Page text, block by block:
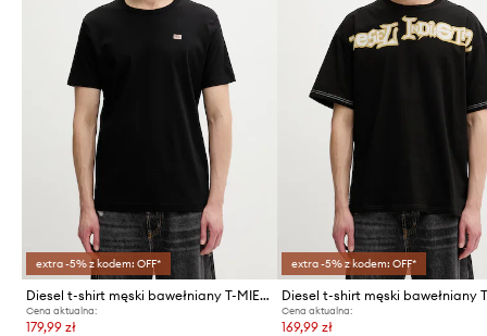
extra -5% z kodem: OFF*
Diesel t-shirt męski bawełniany T-MIEGOR-K77
Cena aktualna:
179,99 zł
extra -5% z kodem: OFF*
Cena aktualna:
169,99 zł